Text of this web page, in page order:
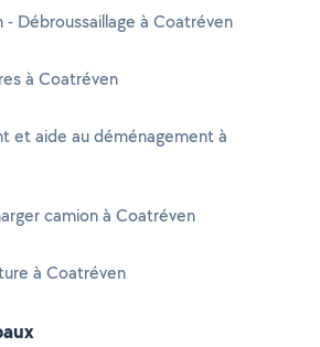
- Débroussaillage à Coatréven
à Coatréven
et aide au déménagement à
camion à Coatréven
à Coatréven